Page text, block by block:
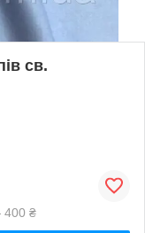
св.
400 ₴